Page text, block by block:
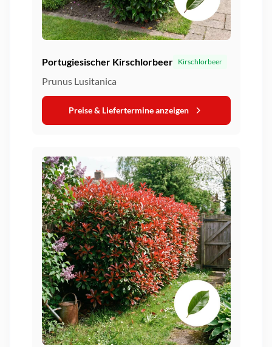
Portugiesischer Kirschlorbeer Kirschlorbeer
Prunus Lusitanica
Preise & Liefertermine anzeigen